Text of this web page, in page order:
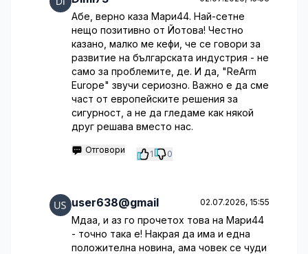
Абе, верно каза Мари44. Най-сетне
нещо позитивно от Йотова! Честно
казано, малко ме кефи, че се говори за
развитие на българската индустрия - не
само за проблемите, де. И да, "ReArm
Europe" звучи сериозно. Важно е да сме
част от европейските решения за
сигурност, а не да гледаме как някой
друг решава вместо нас.
Отговори 1 0
user638@gmail 02.07.2026, 15:55
Мдаа, и аз го прочетох това на Мари44
- точно така е! Накрая да има и една
положителна новина, ама човек се чуди